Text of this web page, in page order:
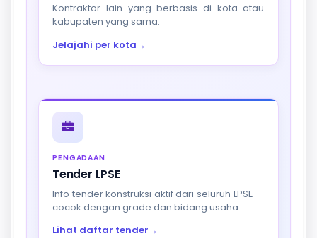
Kontraktor lain yang berbasis di kota atau
kabupaten yang sama.
Jelajahi per kota→
PENGADAAN
Tender LPSE
Info tender konstruksi aktif dari seluruh LPSE —
cocok dengan grade dan bidang usaha.
Lihat daftar tender→